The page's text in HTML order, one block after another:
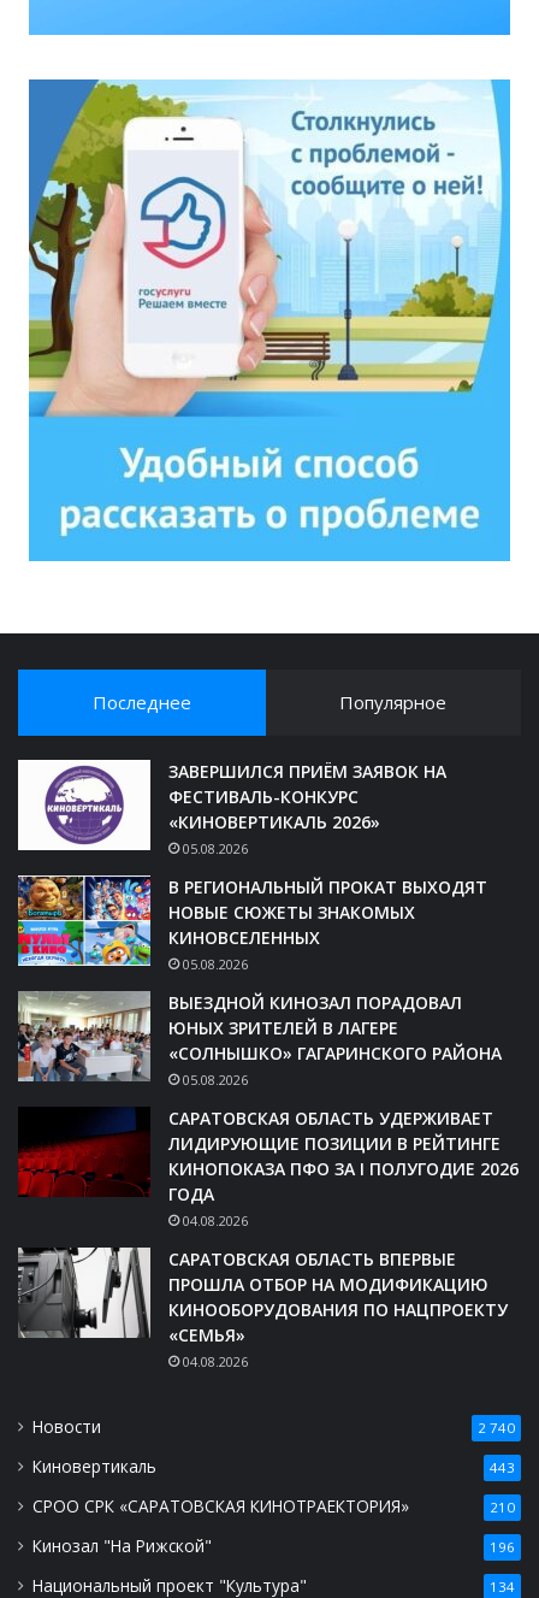
Последнее Популярное
ЗАВЕРШИЛСЯ ПРИЁМ ЗАЯВОК НА
ФЕСТИВАЛЬ-КОНКУРС
«КИНОВЕРТИКАЛЬ 2026»
05.08.2026
В РЕГИОНАЛЬНЫЙ ПРОКАТ ВЫХОДЯТ
НОВЫЕ СЮЖЕТЫ ЗНАКОМЫХ
КИНОВСЕЛЕННЫХ
05.08.2026
ВЫЕЗДНОЙ КИНОЗАЛ ПОРАДОВАЛ
ЮНЫХ ЗРИТЕЛЕЙ В ЛАГЕРЕ
«СОЛНЫШКО» ГАГАРИНСКОГО РАЙОНА
05.08.2026
САРАТОВСКАЯ ОБЛАСТЬ УДЕРЖИВАЕТ
ЛИДИРУЮЩИЕ ПОЗИЦИИ В РЕЙТИНГЕ
КИНОПОКАЗА ПФО ЗА I ПОЛУГОДИЕ 2026
ГОДА
04.08.2026
САРАТОВСКАЯ ОБЛАСТЬ ВПЕРВЫЕ
ПРОШЛА ОТБОР НА МОДИФИКАЦИЮ
КИНООБОРУДОВАНИЯ ПО НАЦПРОЕКТУ
«СЕМЬЯ»
04.08.2026
Новости 2 740
Киновертикаль 443
СРОО СРК «САРАТОВСКАЯ КИНОТРАЕКТОРИЯ» 210
Кинозал "На Рижской" 196
Национальный проект "Культура" 134